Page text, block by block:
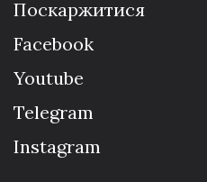
Поскаржитися
Facebook
Youtube
Telegram
Instagram